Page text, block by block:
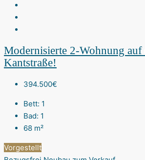
Modernisierte 2-Wohnung auf
Kantstraße!
394.500€
Bett: 1
Bad: 1
68 m²
Vorgestellt